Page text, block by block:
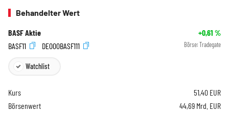
Behandelter Wert
BASF Aktie +0,61 %
BASF11
DE000BASF111 Börse: Tradegate
Watchlist
Kurs 51,40 EUR
Börsenwert
44,69 Mrd. EUR